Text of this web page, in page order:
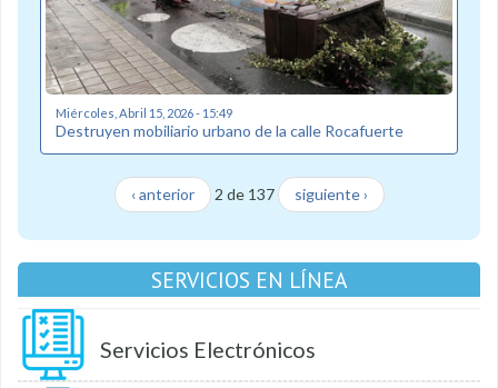
Miércoles, Abril 15, 2026 - 15:49
Destruyen mobiliario urbano de la calle Rocafuerte
‹ anterior 2 de 137 siguiente ›
SERVICIOS EN LÍNEA
Servicios Electrónicos